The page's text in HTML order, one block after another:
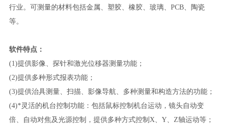
行业。可测量的材料包括金属、塑胶、橡胶、玻璃、PCB、陶瓷
等。
软件特点：
(1)提供影像、探针和激光位移器测量功能；
(2)提供多种形式报表功能；
(3)提供治具测量、扫描、影像导航、多种测量和构造方法的功能；
(4)*灵活的机台控制功能：包括鼠标控制机台运动，镜头自动变
倍、自动对焦及光源控制，提供多种方式控制X、Y、Z轴运动等；